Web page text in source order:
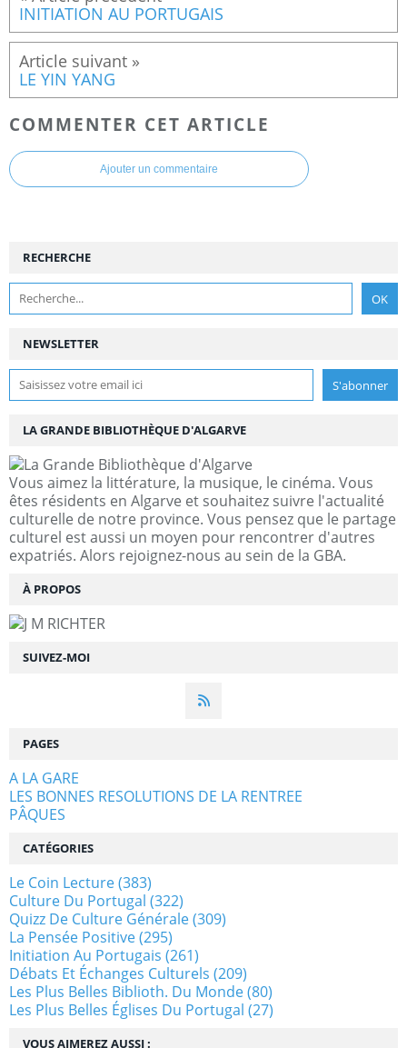
INITIATION AU PORTUGAIS
LE YIN YANG
COMMENTER CET ARTICLE
Ajouter un commentaire
NEWSLETTER
SUIVEZ-MOI
RECHERCHE
LA GRANDE BIBLIOTHÈQUE D'ALGARVE
Vous aimez la littérature, la musique, le cinéma. Vous
êtes résidents en Algarve et souhaitez suivre l'actualité
culturelle de notre province. Vous pensez que le partage
culturel est aussi un moyen pour rencontrer d'autres
expatriés. Alors rejoignez-nous au sein de la GBA.
À PROPOS
VOUS AIMEREZ AUSSI :
PAGES
A LA GARE
LES BONNES RESOLUTIONS DE LA RENTREE
PÂQUES
CATÉGORIES
Le Coin Lecture(383)
Culture Du Portugal (322)
Quizz De Culture Générale(309)
La Pensée Positive(295)
Initiation Au Portugais (261)
Débats Et Échanges Culturels (209)
Les Plus Belles Biblioth. Du Monde(80)
Les Plus Belles Églises Du Portugal (27)